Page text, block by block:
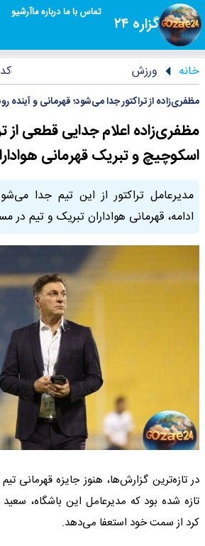
گزاره ۲۴
تماس با مادرباره ماآرشیو
خانه ورزش
مظفری‌زاده از تراکتور جدا می‌شود؛ قهرمانی و آینده
مظفری‌زاده اعلام جدایی قطعی از
اسکوچیچ و تبریک قهرمانی
مدیرعامل تراکتور از این تیم جدا
ادامه، قهرمانی هواداران تبریک و تیم در
در تازه‌ترین گزارش‌ها، هنوز جایزه قهرمانی
تازه شده بود که مدیرعامل این باشگاه، سعید
کرد از سمت خود استعفا می‌دهد.